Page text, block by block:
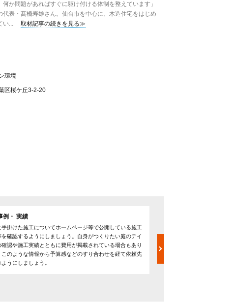
か問題があればすぐに駆け付ける体制を整えています」
代表・髙橋寿雄さん。仙台市を中心に、木造住宅をはじめ
い...
取材記事の続きを見る≫
環境
区桜ケ丘3-2-20
例・ 実績
手掛けた施工についてホームページ等で公開している施工
を確認するようにしましょう。自身がつくりたい庭のテイ
確認や施工実績とともに費用が掲載されている場合もあり
このような情報から予算感などのすり合わせを経て依頼先
ようにしましょう。